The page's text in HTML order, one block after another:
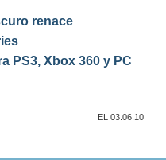
renace
PS3, Xbox 360 y PC
EL 03.06.10